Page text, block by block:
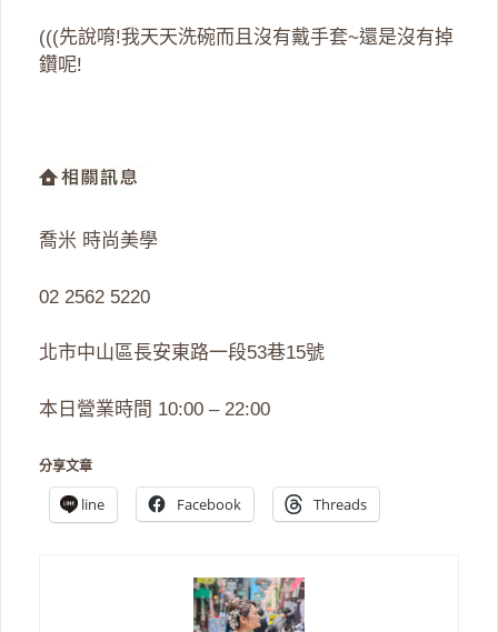
(((先說唷!我天天洗碗而且沒有戴手套~還是沒有掉
鑽呢!
喬米 時尚美學
02 2562 5220
北市中山區長安東路一段53巷15號
本日營業時間 10:00 – 22:00
分享文章
line Facebook Threads